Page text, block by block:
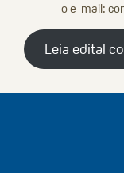
o e-mail:
Leia edital